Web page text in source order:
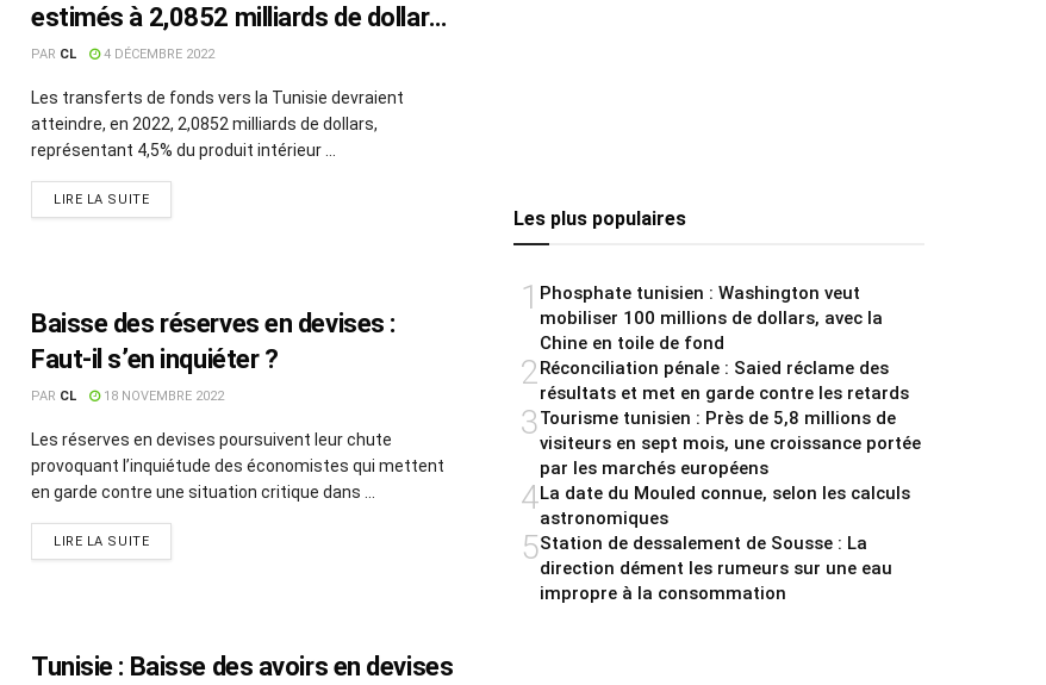
estimés à 2,0852 milliards de dollars
en 2022
PAR CL 4 DÉCEMBRE 2022
Les transferts de fonds vers la Tunisie devraient
atteindre, en 2022, 2,0852 milliards de dollars,
représentant 4,5% du produit intérieur ...
LIRE LA SUITE
Baisse des réserves en devises :
Faut-il s’en inquiéter ?
PAR CL 18 NOVEMBRE 2022
Les réserves en devises poursuivent leur chute
provoquant l’inquiétude des économistes qui mettent
en garde contre une situation critique dans ...
LIRE LA SUITE
Tunisie : Baisse des avoirs en devises
Les plus populaires
1 Phosphate tunisien : Washington veut
mobiliser 100 millions de dollars, avec la
Chine en toile de fond
2Réconciliation pénale : Saied réclame des
résultats et met en garde contre les retards
3Tourisme tunisien : Près de 5,8 millions de
visiteurs en sept mois, une croissance portée
par les marchés européens
4La date du Mouled connue, selon les calculs
astronomiques
5Station de dessalement de Sousse : La
direction dément les rumeurs sur une eau
impropre à la consommation